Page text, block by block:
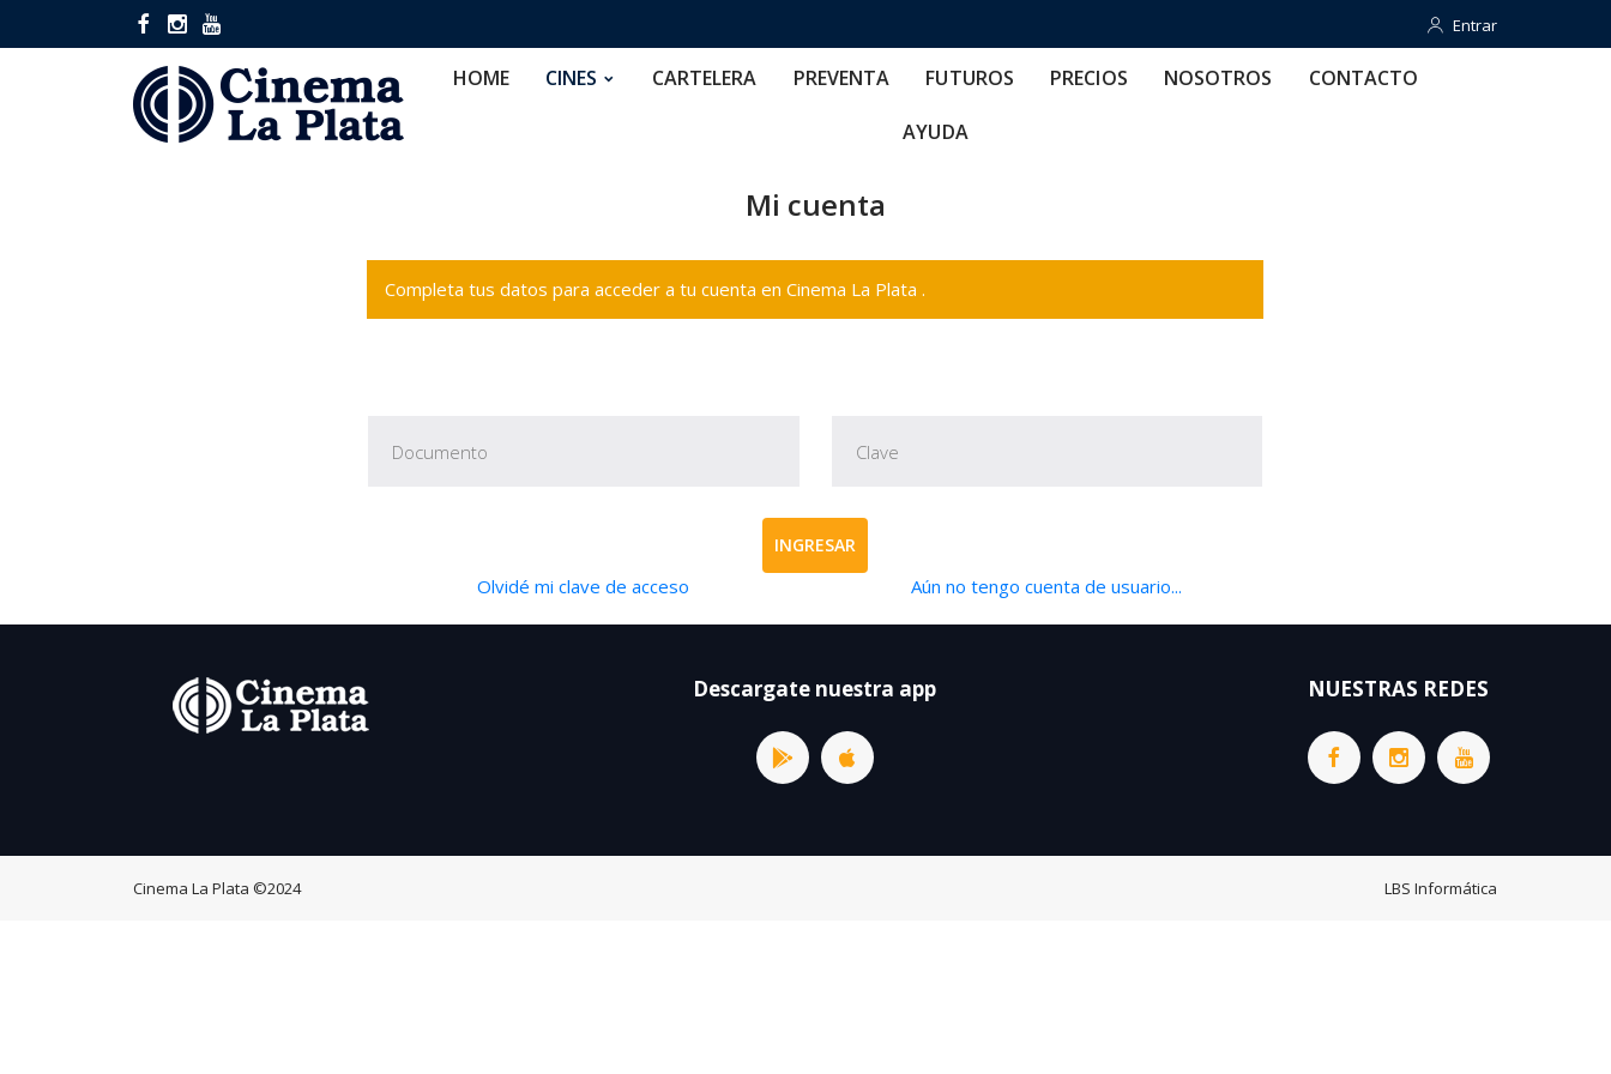
Entrar
Entrar
HOME CINES CARTELERA PREVENTA FUTUROS PRECIOS NOSOTROS CONTACTO
AYUDA
Mi cuenta
Completa tus datos para acceder a tu cuenta en Cinema La Plata .
INGRESAR
Olvidé mi clave de acceso Aún no tengo cuenta de usuario...
Descargate nuestra app NUESTRAS REDES
Cinema La Plata ©2024 LBS Informática